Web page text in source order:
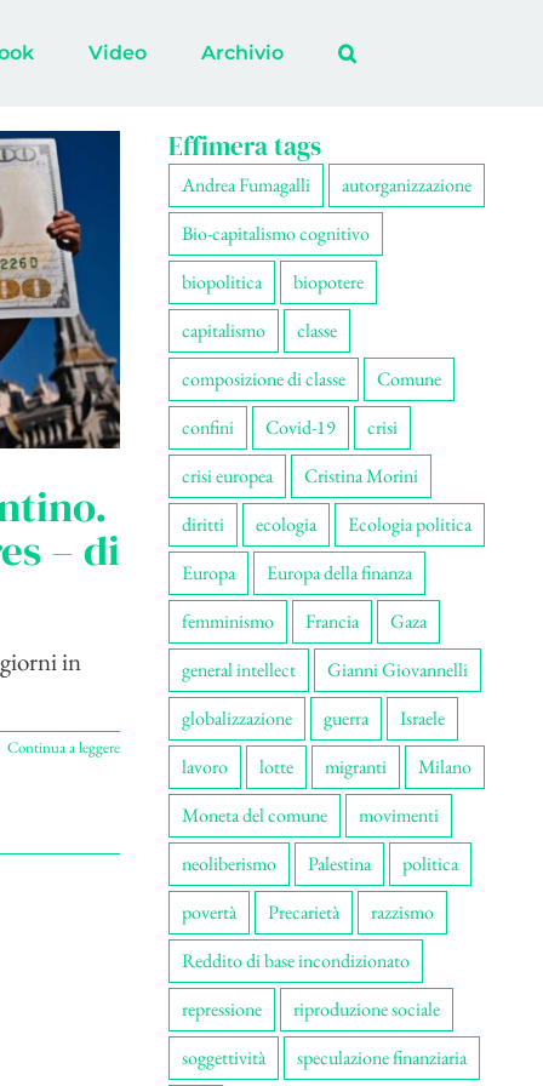
Video Archivio
– di
in
Continua a leggere
Effimera tags
Andrea Fumagalli
autorganizzazione
Bio-capitalismo cognitivo
biopolitica
biopotere
capitalismo
classe
composizione di classe
Comune
confini
Covid-19
crisi
crisi europea
Cristina Morini
diritti
ecologia
Ecologia politica
Europa
Europa della finanza
femminismo
Francia
Gaza
general intellect
Gianni Giovannelli
globalizzazione
guerra
Israele
lavoro
lotte migranti
Milano
Moneta del comune
movimenti
neoliberismo
Palestina
politica
povertà
Precarietà
razzismo
Reddito di base incondizionato
repressione
riproduzione sociale
soggettività
speculazione finanziaria